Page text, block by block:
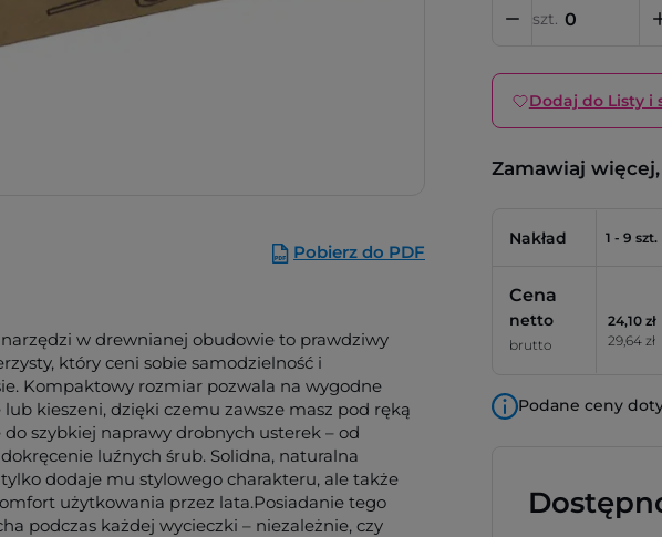
Pobierz do PDF
w drewnianej obudowie to prawdziwy
który ceni sobie samodzielność i
Kompaktowy rozmiar pozwala na wygodne
kieszeni, dzięki czemu zawsze masz pod ręką
szybkiej naprawy drobnych usterek – od
luźnych śrub. Solidna, naturalna
dodaje mu stylowego charakteru, ale także
użytkowania przez lata.Posiadanie tego
podczas każdej wycieczki – niezależnie, czy
szt.
Dodaj do Listy i
Zamawiaj
Nakład 1 - 9 szt.
Cena
netto
brutto
24,10 zł
29,64 zł
Podane ceny